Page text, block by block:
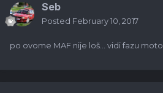
Seb
Posted February 10, 2017
po ovome MAF nije loš... vidi fazu